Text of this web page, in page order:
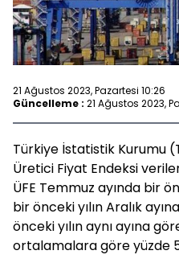
21 Ağustos 2023, Pazartesi 10:26
Güncelleme : 21 Ağustos 2023,
Türkiye İstatistik Kurumu
Üretici Fiyat Endeksi
ÜFE Temmuz ayında bir
bir önceki yılın Aralık
önceki yılın aynı ayına
ortalamalara göre yüzde